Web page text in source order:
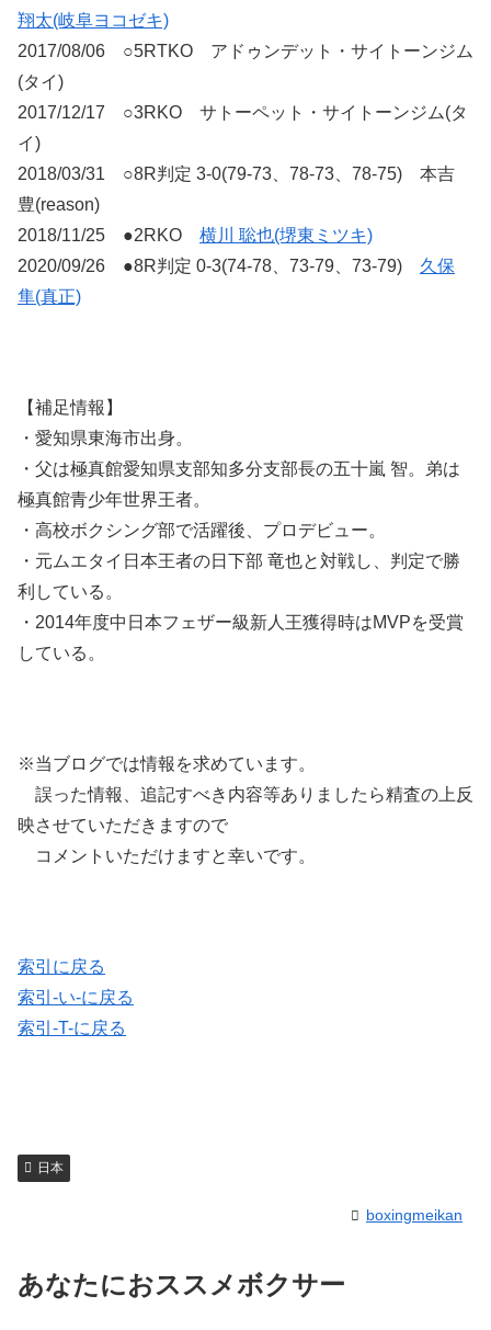
翔太(岐阜ヨコゼキ)
2017/08/06 ○5RTKO アドゥンデット・サイトーンジム
(タイ)
2017/12/17 ○3RKO サトーペット・サイトーンジム(タ
イ)
2018/03/31 ○8R判定 3-0(79-73、78-73、78-75) 本吉
豊(reason)
2018/11/25 ●2RKO 横川 聡也(堺東ミツキ)
2020/09/26 ●8R判定 0-3(74-78、73-79、73-79) 久保
隼(真正)
【補足情報】
・愛知県東海市出身。
・父は極真館愛知県支部知多分支部長の五十嵐 智。弟は
極真館青少年世界王者。
・高校ボクシング部で活躍後、プロデビュー。
・元ムエタイ日本王者の日下部 竜也と対戦し、判定で勝
利している。
・2014年度中日本フェザー級新人王獲得時はMVPを受賞
している。
※当ブログでは情報を求めています。
誤った情報、追記すべき内容等ありましたら精査の上反
映させていただきますので
コメントいただけますと幸いです。
索引に戻る
索引-い-に戻る
索引-T-に戻る
日本
boxingmeikan
あなたにおススメボクサー